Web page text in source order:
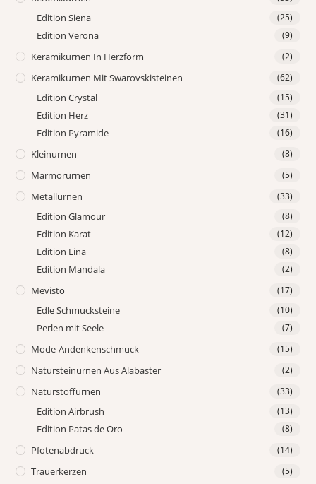
Edition Siena (25)
Edition Verona (9)
Keramikurnen In Herzform (2)
Keramikurnen Mit Swarovskisteinen (62)
Edition Crystal (15)
Edition Herz (31)
Edition Pyramide (16)
Kleinurnen (8)
Marmorurnen (5)
Metallurnen (33)
Edition Glamour (8)
Edition Karat (12)
Edition Lina (8)
Edition Mandala (2)
Mevisto (17)
Edle Schmucksteine (10)
Perlen mit Seele (7)
Mode-Andenkenschmuck (15)
Natursteinurnen Aus Alabaster (2)
Naturstoffurnen (33)
Edition Airbrush (13)
Edition Patas de Oro (8)
Pfotenabdruck (14)
Trauerkerzen (5)